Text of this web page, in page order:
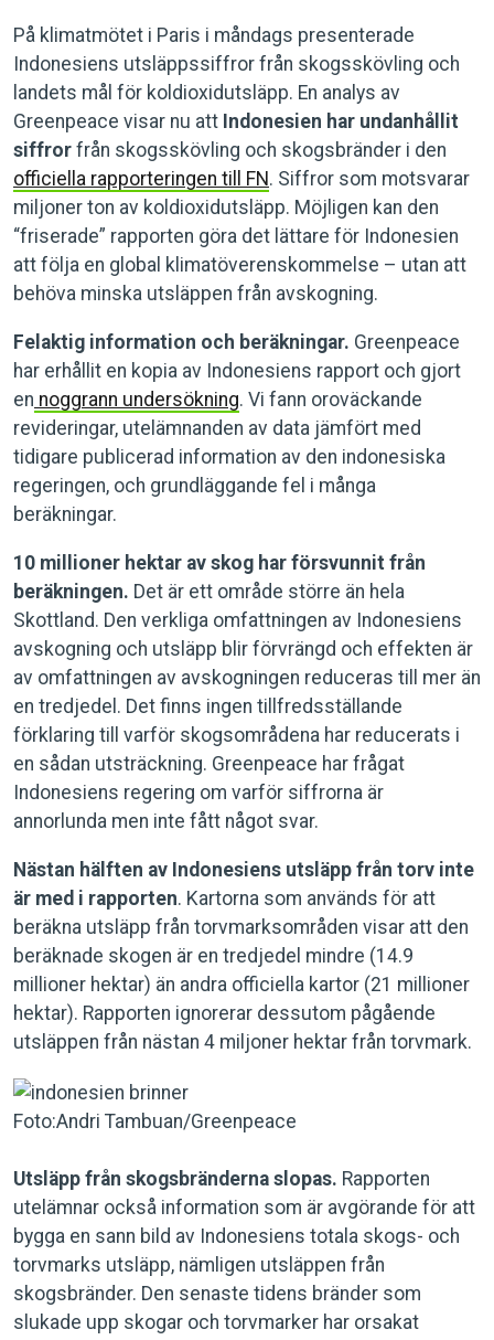
På klimatmötet i Paris i måndags presenterade
Indonesiens utsläppssiffror från skogsskövling och
landets mål för koldioxidutsläpp. En analys av
Greenpeace visar nu att Indonesien har undanhållit
siffror från skogsskövling och skogsbränder i den
officiella rapporteringen till FN . Siffror som motsvarar
miljoner ton av koldioxidutsläpp. Möjligen kan den
“friserade” rapporten göra det lättare för Indonesien
att följa en global klimatöverenskommelse – utan att
behöva minska utsläppen från avskogning.
Felaktig information och beräkningar. Greenpeace
har erhållit en kopia av Indonesiens rapport och gjort
en noggrann undersökning. Vi fann oroväckande
revideringar, utelämnanden av data jämfört med
tidigare publicerad information av den indonesiska
regeringen, och grundläggande fel i många
beräkningar.
10 millioner hektar av skog har försvunnit från
beräkningen. Det är ett område större än hela
Skottland. Den verkliga omfattningen av Indonesiens
avskogning och utsläpp blir förvrängd och effekten är
av omfattningen av avskogningen reduceras till mer än
en tredjedel. Det finns ingen tillfredsställande
förklaring till varför skogsområdena har reducerats i
en sådan utsträckning. Greenpeace har frågat
Indonesiens regering om varför siffrorna är
annorlunda men inte fått något svar.
Nästan hälften av Indonesiens utsläpp från torv inte
är med i rapporten. Kartorna som används för att
beräkna utsläpp från torvmarksområden visar att den
beräknade skogen är en tredjedel mindre (14.9
millioner hektar) än andra officiella kartor (21 millioner
hektar). Rapporten ignorerar dessutom pågående
utsläppen från nästan 4 miljoner hektar från torvmark.
Foto:Andri Tambuan/Greenpeace
Utsläpp från skogsbränderna slopas. Rapporten
utelämnar också information som är avgörande för att
bygga en sann bild av Indonesiens totala skogs- och
torvmarks utsläpp, nämligen utsläppen från
skogsbränder. Den senaste tidens bränder som
slukade upp skogar och torvmarker har orsakat